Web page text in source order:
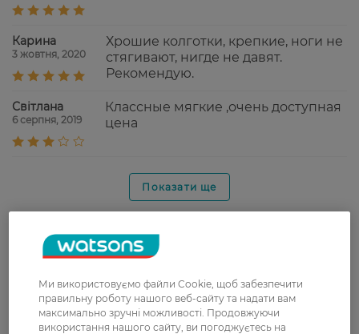
Карина
3 жовтня, 2020
Хрошие колготки, крепкие, ноги не
стягивают, нигде не давят.
Рекомендую.
Світлана
6 серпня, 2019
Классные мягкие ,очень доступная
цена
Показати ще
Доставка
Нова пошта
У відділення Нової пошти - 99 грн,
безкоштовно від 699 грн
Ми використовуємо файли Cookie, щоб забезпечити
правильну роботу нашого веб-сайту та надати вам
максимально зручні можливості. Продовжуючи
використання нашого сайту, ви погоджуєтесь на